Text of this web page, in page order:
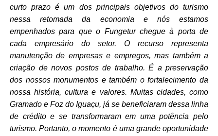
curto prazo é um dos principais objetivos do turismo
nessa retomada da economia e nós estamos
empenhados para que o Fungetur chegue à porta de
cada empresário do setor. O recurso representa
manutenção de empresas e empregos, mas também a
criação de novos postos de trabalho. É a preservação
dos nossos monumentos e também o fortalecimento da
nossa história, cultura e valores. Muitas cidades, como
Gramado e Foz do Iguaçu, já se beneficiaram dessa linha
de crédito e se transformaram em uma potência pelo
turismo. Portanto, o momento é uma grande oportunidade